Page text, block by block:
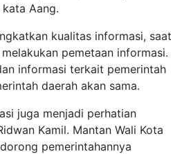
kata Aang.
kualitas informasi, saat
pemetaan informasi.
informasi terkait pemerintah
daerah akan sama.
juga menjadi perhatian
Kamil. Mantan Wali Kota
pemerintahannya